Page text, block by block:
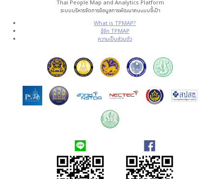
Thai People Map and Analytics Platform
ระบบบริหารจัดการข้อมูลการพัฒนาคนแบบชี้เป้า
What is TPMAP?
รู้จัก TPMAP
ความเป็นส่วนตัว